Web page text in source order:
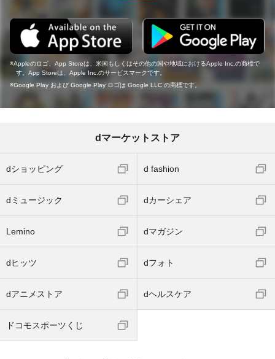
Appleのロゴ、App Storeは、米国もしくはその他の国や地域におけるApple Inc.の商標で
す。App Storeは、Apple Inc.のサービスマークです。
Google Play および Google Play ロゴは Google LLC の商標です。
dマーケットストア
dショッピング d fashion
dミュージック dカーシェア
Lemino dマガジン
dヒッツ dフォト
dアニメストア dヘルスケア
ドコモスポーツくじ